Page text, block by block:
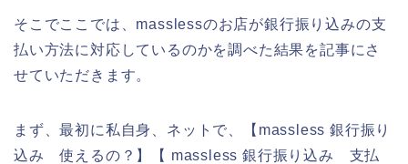
そこでここでは、masslessのお店が銀行振り込みの支
払い方法に対応しているのかを調べた結果を記事にさ
せていただきます。
まず、最初に私自身、ネットで、【massless 銀行振り
込み 使えるの？】【 massless 銀行振り込み 支払